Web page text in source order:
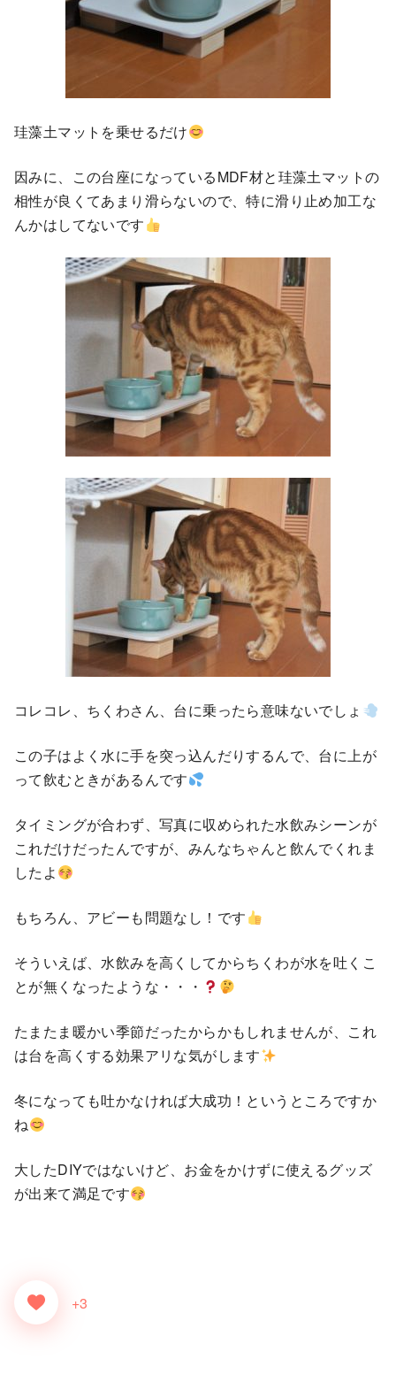
珪藻土マットを乗せるだけ
因みに、この台座になっているMDF材と珪藻土マットの
相性が良くてあまり滑らないので、特に滑り止め加工な
んかはしてないです
コレコレ、ちくわさん、台に乗ったら意味ないでしょ
この子はよく水に手を突っ込んだりするんで、台に上が
って飲むときがあるんです
タイミングが合わず、写真に収められた水飲みシーンが
これだけだったんですが、みんなちゃんと飲んでくれま
したよ
もちろん、アビーも問題なし！です
そういえば、水飲みを高くしてからちくわが水を吐くこ
とが無くなったような・・・
たまたま暖かい季節だったからかもしれませんが、これ
は台を高くする効果アリな気がします
冬になっても吐かなければ大成功！というところですか
ね
大したDIYではないけど、お金をかけずに使えるグッズ
が出来て満足です
+3